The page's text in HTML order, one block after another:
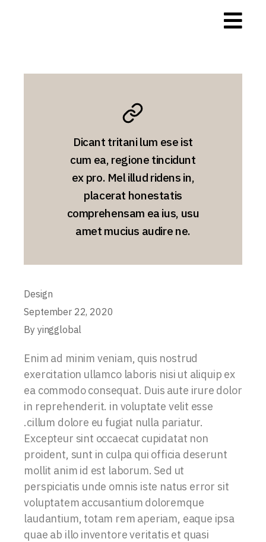
Dicant tritani lum ese ist
cum ea, regione tincidunt
ex pro. Mel illud ridens in,
placerat honestatis
comprehensam ea ius, usu
amet mucius audire ne.
Design
September 22, 2020
By yingglobal
Enim ad minim veniam, quis nostrud
exercitation ullamco laboris nisi ut aliquip ex
ea commodo consequat. Duis aute irure dolor
in reprehenderit. in voluptate velit esse
.cillum dolore eu fugiat nulla pariatur.
Excepteur sint occaecat cupidatat non
proident, sunt in culpa qui officia deserunt
mollit anim id est laborum. Sed ut
perspiciatis unde omnis iste natus error sit
voluptatem accusantium doloremque
laudantium, totam rem aperiam, eaque ipsa
quae ab illo inventore veritatis et quasi